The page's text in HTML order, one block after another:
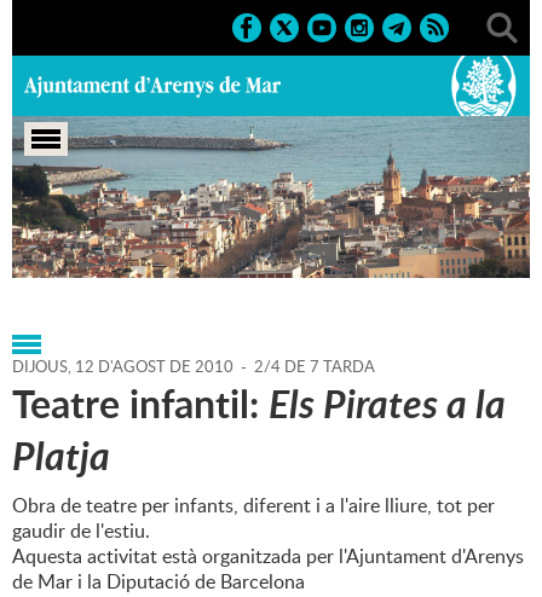
Portada > Agenda > 12-08-
2010 > Marcs > Culturals > 2010 > Biblioplatja
DIJOUS, 12 D'AGOST DE 2010 - 2/4 DE 7 TARDA
Teatre infantil: Els Pirates a la
Platja
Obra de teatre per infants, diferent i a l'aire lliure, tot per
gaudir de l'estiu.
Aquesta activitat està organitzada per l'Ajuntament d'Arenys
de Mar i la Diputació de Barcelona